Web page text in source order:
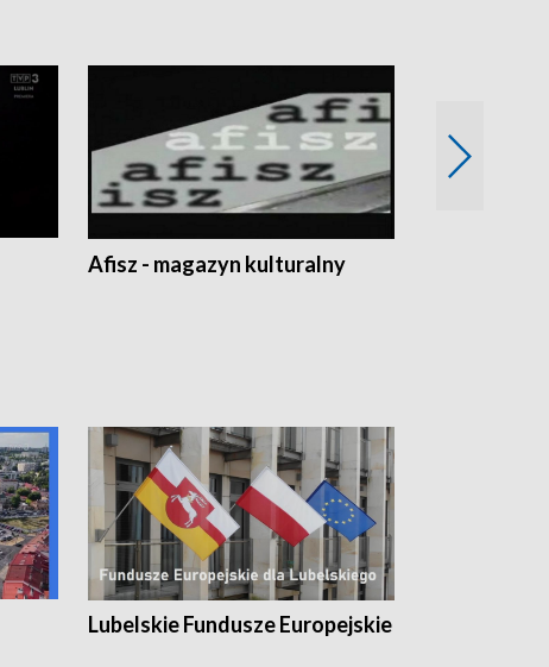
Afisz - magazyn kulturalny
Lubelskie Fundusze Europejskie